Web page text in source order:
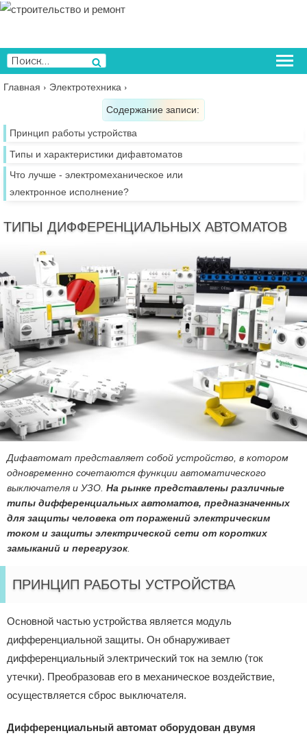
Перейти
содержимому
Искать:
Поиск
Главная › Электротехника ›
Содержание записи:
Принцип работы устройства
Типы и характеристики дифавтоматов
Что лучше - электромеханическое или
электронное исполнение?
ТИПЫ ДИФФЕРЕНЦИАЛЬНЫХ АВТОМАТОВ
Дифавтомат представляет собой устройство, в котором
одновременно сочетаются функции автоматического
выключателя и УЗО. На рынке представлены различные
типы дифференциальных автоматов, предназначенных
для защиты человека от поражений электрическим
током и защиты электрической сети от коротких
замыканий и перегрузок.
ПРИНЦИП РАБОТЫ УСТРОЙСТВА
Основной частью устройства является модуль
дифференциальной защиты. Он обнаруживает
дифференциальный электрический ток на землю (ток
утечки). Преобразовав его в механическое воздействие,
осуществляется сброс выключателя.
Дифференциальный автомат оборудован двумя